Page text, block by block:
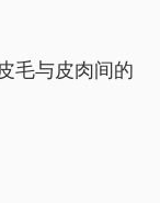
毛与皮肉间的